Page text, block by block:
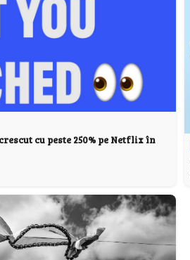
cu peste 250% pe Netflix în